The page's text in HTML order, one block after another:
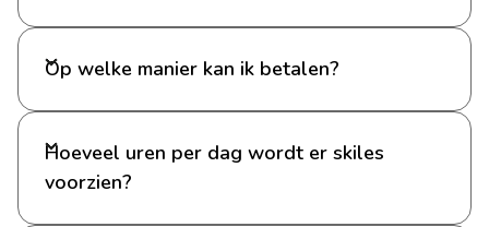
Op welke manier kan ik betalen?
Hoeveel uren per dag wordt er skiles
voorzien?